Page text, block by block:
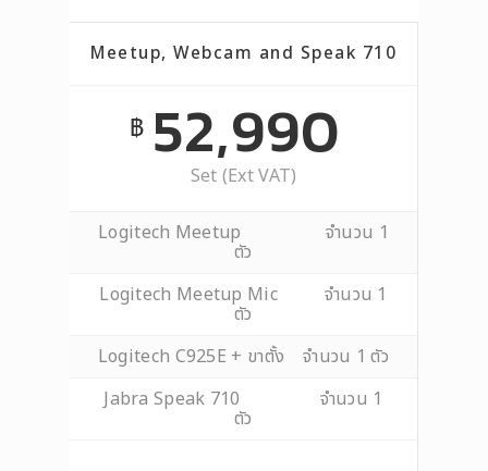
Meetup, Webcam and Speak 710
฿52,990
Set (Ext VAT)
Logitech Meetup จำนวน 1
ตัว
Logitech Meetup Mic จำนวน 1
ตัว
Logitech C925E + ขาตั้ง จำนวน 1 ตัว
Jabra Speak 710 จำนวน 1
ตัว